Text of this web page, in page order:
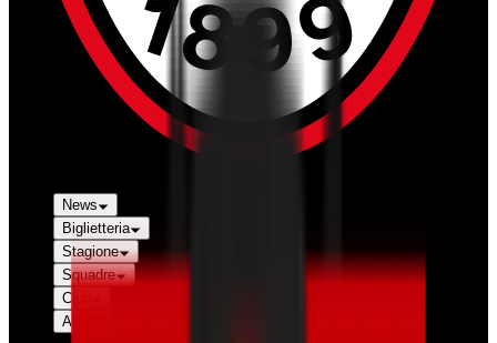
News
Biglietteria
Stagione
Squadre
Club
Altro